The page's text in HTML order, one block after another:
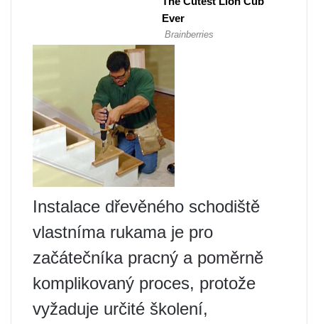
Instalace dřevěného schodiště
vlastníma rukama je pro
začátečníka pracný a poměrně
komplikovaný proces, protože
vyžaduje určité školení,